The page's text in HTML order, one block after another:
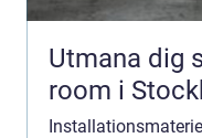
Utmana dig
room i